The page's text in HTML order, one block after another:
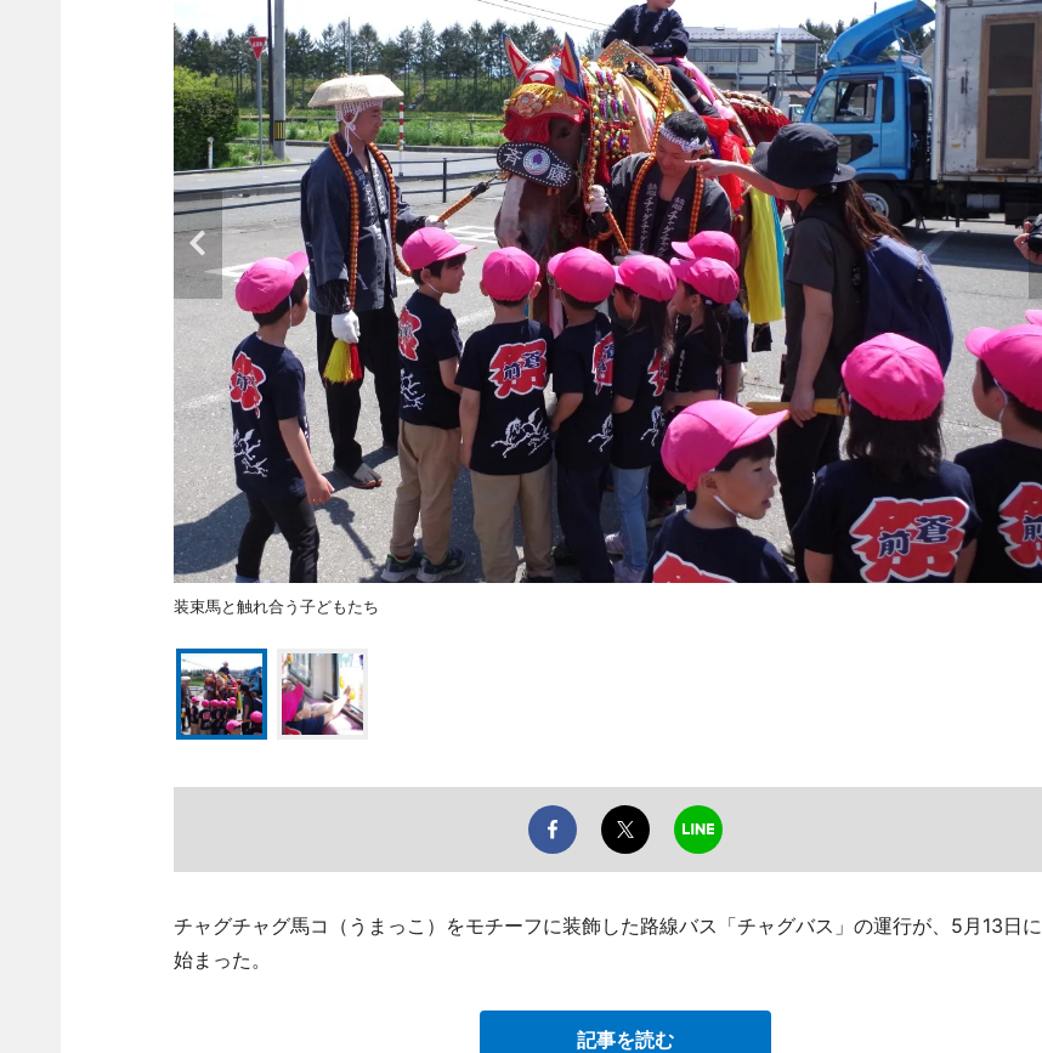
装束馬と触れ合う子どもたち
チャグチャグ馬コ（うまっこ）をモチーフに装飾した路線バス「チャグバス」の運行が、5月13日に
始まった。
記事を読む